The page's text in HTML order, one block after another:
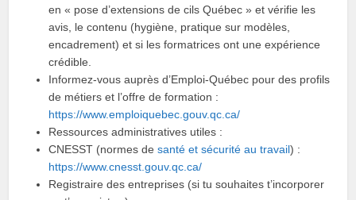
en « pose d’extensions de cils Québec » et vérifie les
avis, le contenu (hygiène, pratique sur modèles,
encadrement) et si les formatrices ont une expérience
crédible.
Informez-vous auprès d’Emploi‑Québec pour des profils
de métiers et l’offre de formation :
https://www.emploiquebec.gouv.qc.ca/
Ressources administratives utiles :
CNESST (normes desanté et sécurité au travail) :
https://www.cnesst.gouv.qc.ca/
Registraire des entreprises (si tu souhaites t’incorporer